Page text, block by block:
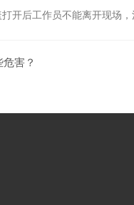
开后工作员不能离开现场
害？